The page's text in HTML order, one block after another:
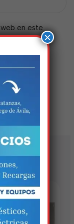
en este
×